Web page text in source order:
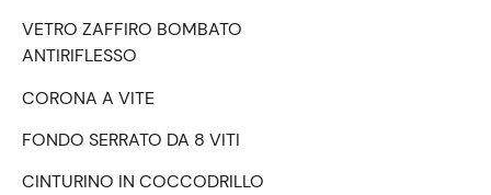
VETRO ZAFFIRO BOMBATO
ANTIRIFLESSO
CORONA A VITE
FONDO SERRATO DA 8 VITI
CINTURINO IN COCCODRILLO